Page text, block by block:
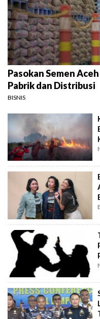
Pasokan Semen
Pabrik dan Distribusi
BISNIS